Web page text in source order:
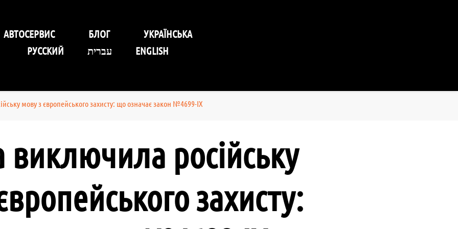
Self-Service Car Хмельницький
АВТОСЕРВИС БЛОГ
УКРАЇНСЬКА
РУССКИЙ
עברית ENGLISH
мову з європейського захисту: що означає закон №4699-IX
виключила російську
захисту: